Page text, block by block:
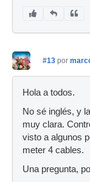
#13 por
Hola a todos.
No sé inglés, y
muy clara.
visto a algunos
meter 4 cables.
Una pregunta,